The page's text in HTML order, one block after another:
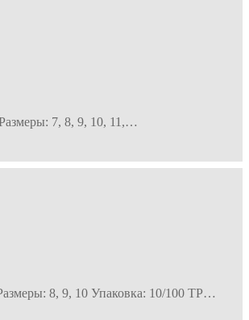
7, 8, 9, 10, 11,…
8, 9, 10 Упаковка: 10/100 ТР…